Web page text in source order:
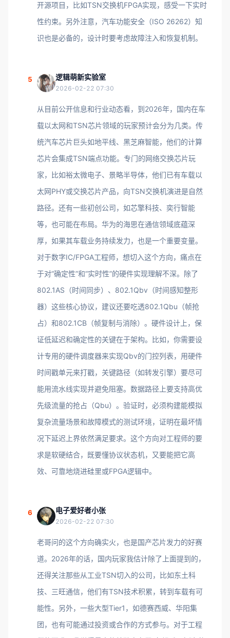
开源项目，比如TSN交换机FPGA实现，感受一下实时
性约束。另外注意，汽车功能安全（ISO 26262）知
识也是必备的，设计时要考虑故障注入和恢复机制。
5 逻辑萌新实验室
2026-02-22 07:30
从目前公开信息和行业动态看，到2026年，国内在车
载以太网和TSN芯片领域的玩家预计会分为几类。传
统汽车芯片巨头如地平线、黑芝麻智能，他们的计算
芯片会集成TSN端点功能。专门的网络交换芯片玩
家，比如裕太微电子、景略半导体，他们已有车载以
太网PHY或交换芯片产品，向TSN交换机演进是自然
路径。还有一些初创公司，如芯擎科技、奕行智能
等，也可能在布局。华为的海思在通信领域底蕴深
厚，如果其车载业务持续发力，也是一个重要变量。
对于数字IC/FPGA工程师，想切入这个方向，痛点在
于对“确定性”和“实时性”的硬件实现理解不深。除了
802.1AS（时间同步）、802.1Qbv（时间感知整形
器）这些核心协议，建议还要吃透802.1Qbu（帧抢
占）和802.1CB（帧复制与消除）。硬件设计上，保
证低延迟和确定性的关键在于架构。比如，你需要设
计专用的硬件调度器来实现Qbv的门控列表，用硬件
时间戳单元来打戳，关键路径（如转发引擎）要尽可
能用流水线实现并避免阻塞。数据路径上要支持高优
先级流量的抢占（Qbu）。验证时，必须构建能模拟
复杂流量场景和故障模式的测试环境，证明在最坏情
况下延迟上界依然满足要求。这个方向对工程师的要
求是软硬结合，既要懂协议状态机，又要能把它高
效、可靠地烧进硅里或FPGA逻辑中。
6 电子爱好者小张
2026-02-22 07:30
老哥问的这个方向确实火，也是国产芯片发力的好赛
道。2026年的话，国内玩家我估计除了上面提到的，
还得关注那些从工业TSN切入的公司，比如东土科
技、三旺通信，他们有TSN技术积累，转到车载有可
能性。另外，一些大型Tier1，如德赛西威、华阳集
团，也有可能通过投资或合作的方式参与。对于工程